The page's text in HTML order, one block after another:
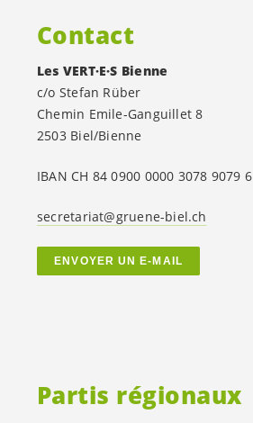
Partis régionaux
Contact
Les VERT·E·S Bienne
c/o Stefan Rüber
Chemin Emile-Ganguillet 8
2503 Biel/Bienne
IBAN CH 84 0900 0000 3078 9079 6
secretariat@gruene-biel.ch
ENVOYER UN E-MAIL